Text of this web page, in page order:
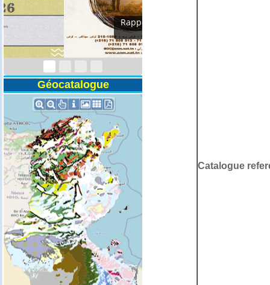
Programmes
Techniques 2026
Géocatalogue
Catalogue